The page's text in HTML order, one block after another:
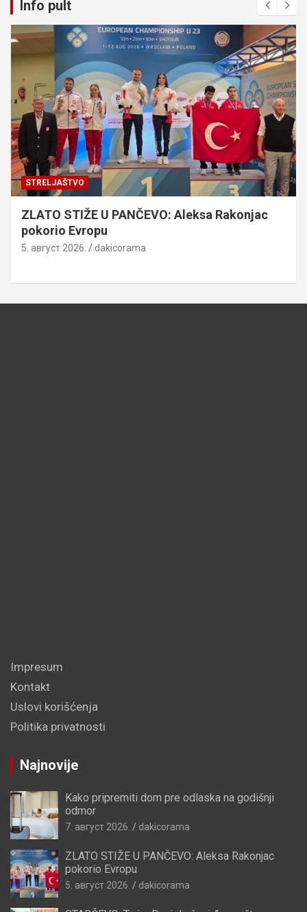
Info pult
STRELJAŠTVO
ZLATO STIŽE U PANČEVO: Aleksa Rakonjac
pokorio Evropu
5. август 2026. dakicorama
Impresum
Kontakt
Uslovi korišćenja
Politika privatnosti
Najnovije
Kako pripremiti dom pre odlaska na godišnji
odmor
7. август 2026. dakicorama
ZLATO STIŽE U PANČEVO: Aleksa Rakonjac
pokorio Evropu
5. август 2026. dakicorama